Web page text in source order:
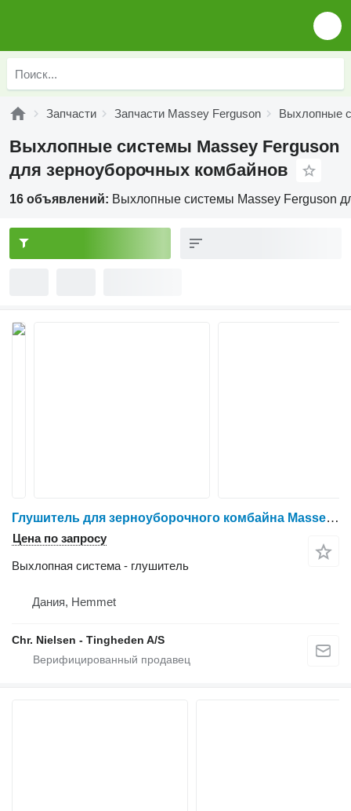
Запчасти Запчасти Massey Ferguson Выхлопные
Выхлопные системы Massey Ferguson
для зерноуборочных комбайнов
16 объявлений: Выхлопные системы Massey Ferguson
Глушитель для зерноуборочного комбайна Massey Ferguson 32
Цена по запросу
Выхлопная система - глушитель
Дания, Hemmet
Chr. Nielsen - Tingheden A/S